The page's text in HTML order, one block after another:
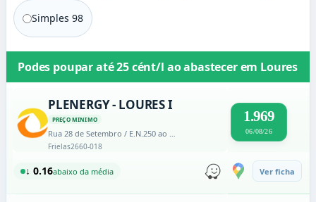
Simples 98
Podes poupar até25 cént/l ao abastecer em Loures
PLENERGY - LOURES I
PREÇO MINIMO
Rua 28 de Setembro / E.N.250 ao km 29,120 (lado esquerdo)
Frielas2660-018
1.969
06/08/26
↓ 0.16abaixo da média Ver ficha